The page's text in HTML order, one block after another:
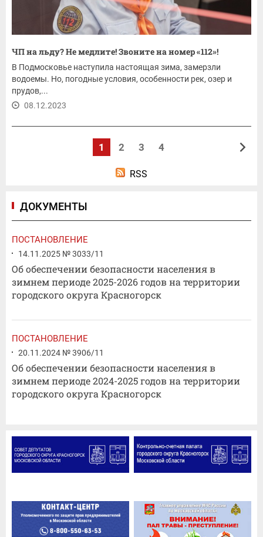
ЧП на льду? Не медлите! Звоните на номер «112»!
В Подмосковье наступила настоящая зима, замерзли
водоемы. Но, погодные условия, особенности рек, озер и
прудов,...
08.12.2023
1 2 3 4
RSS
ДОКУМЕНТЫ
ПОСТАНОВЛЕНИЕ
14.11.2025 № 3033/11
Об обеспечении безопасности населения в
зимнем периоде 2025-2026 годов на территории
городского округа Красногорск
ПОСТАНОВЛЕНИЕ
20.11.2024 № 3906/11
Об обеспечении безопасности населения в
зимнем периоде 2024-2025 годов на территории
городского округа Красногорск